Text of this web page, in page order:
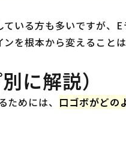
ている方も多いですが、E
を根本から変えること
に解説）
めには、 口ゴボがどの